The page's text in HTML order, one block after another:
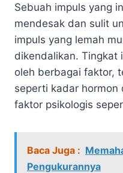
Sebuah impuls yang
mendesak dan sulit
impuls yang lemah
dikendalikan. Tingkat
oleh berbagai faktor,
seperti kadar hormon
faktor psikologis
Baca Juga :
Pengukurannya